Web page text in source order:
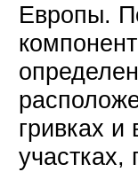
Европы.
гривках